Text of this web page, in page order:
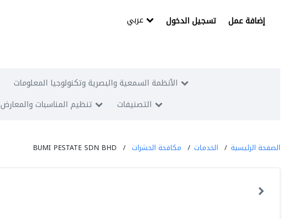
تسجيل الدخول إضافة عمل
الأنظمة السمعية والبصرية وتكنولوجيا المعلومات
تنظيم المناسبات والمعارض التصنيفات
الصفحة الرئيسية الخدمات مكافحة الحشرات BUMI PESTATE SDN BHD